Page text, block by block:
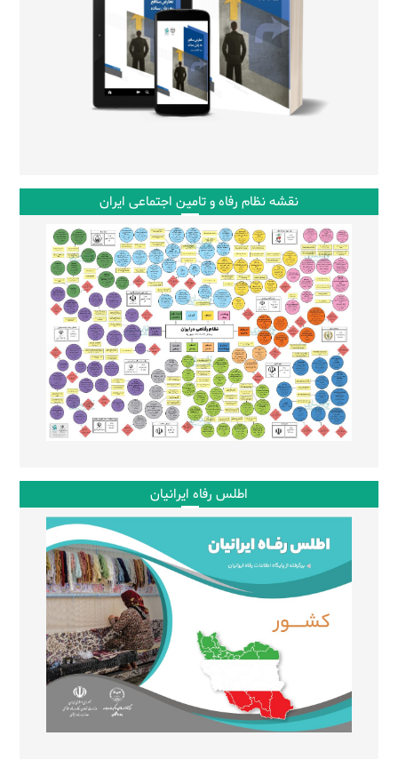
نقشه نظام رفاه و تامین اجتماعی ایران
اطلس رفاه ایرانیان